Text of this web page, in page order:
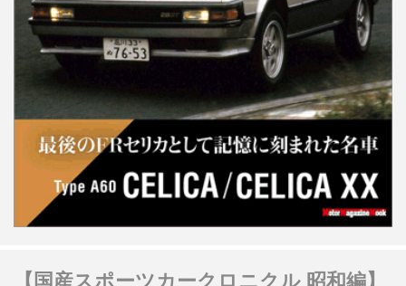
【国産スポーツカークロニクル 昭和編】